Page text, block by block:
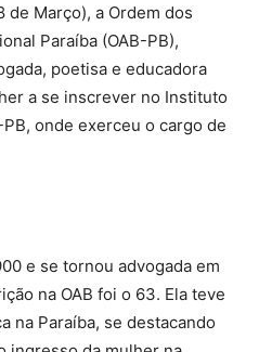
de Março), a Ordem dos
Paraíba (OAB-PB),
poetisa e educadora
a se inscrever no Instituto
onde exerceu o cargo de
e se tornou advogada em
na OAB foi o 63. Ela teve
na Paraíba, se destacando